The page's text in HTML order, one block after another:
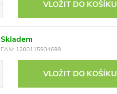
VLOŽIT DO KOŠÍKU
Skladem
EAN: 1200115934699
VLOŽIT DO KOŠÍKU